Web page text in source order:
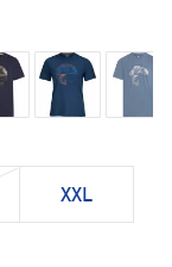
XXL